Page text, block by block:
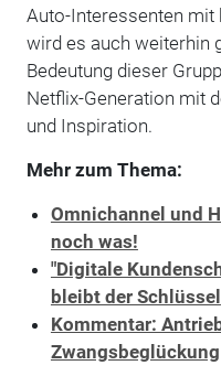
Auto-Interessenten mit
wird es auch weiterhin
Bedeutung dieser
Netflix-Generation mit
und Inspiration.
Mehr zum Thema:
Omnichannel und
noch was!
"Digitale
bleibt der Schlüssel
Kommentar:
Zwangsbeglückung